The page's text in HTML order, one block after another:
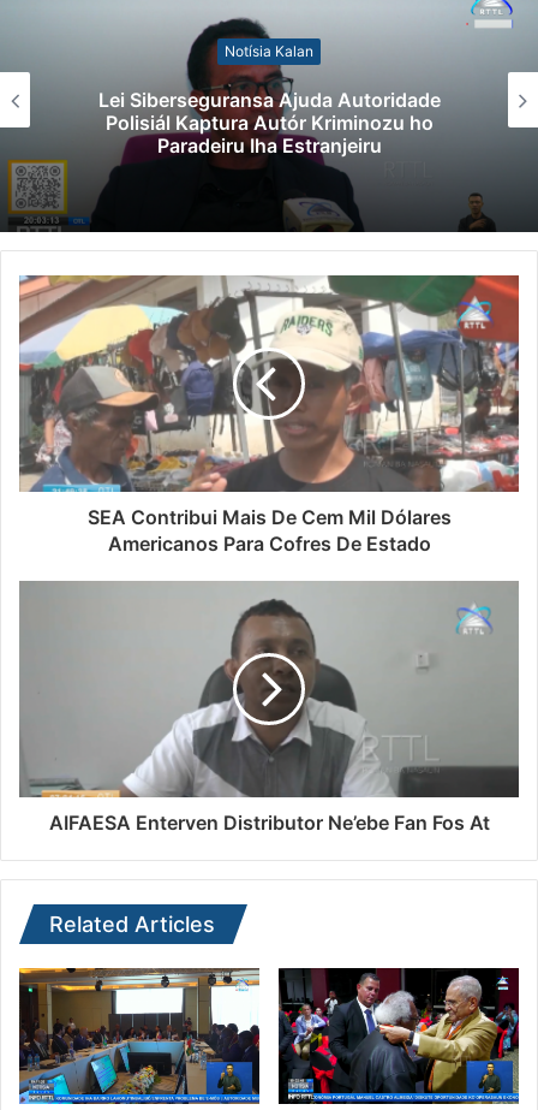
Notísia Kalan
Lei Siberseguransa Ajuda Autoridade
Polisiál Kaptura Autór Kriminozu ho
Paradeiru Iha Estranjeiru
SEA Contribui Mais De Cem Mil Dólares
Americanos Para Cofres De Estado
AIFAESA Enterven Distributor Ne’ebe Fan Fos At
Related Articles